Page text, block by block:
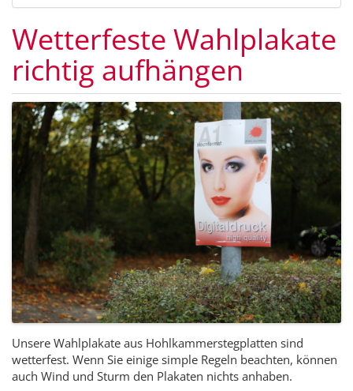
Wetterfeste Wahlplakate
richtig aufhängen
Unsere Wahlplakate aus Hohlkammerstegplatten sind
wetterfest. Wenn Sie einige simple Regeln beachten, können
auch Wind und Sturm den Plakaten nichts anhaben.